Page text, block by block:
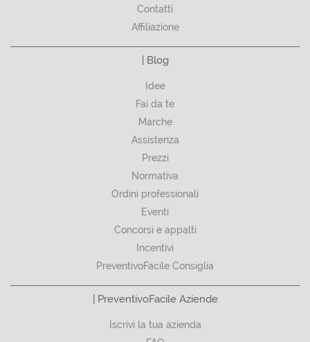
Contatti
Affiliazione
| Blog
Idee
Fai da te
Marche
Assistenza
Prezzi
Normativa
Ordini professionali
Eventi
Concorsi e appalti
Incentivi
PreventivoFacile Consiglia
| PreventivoFacile Aziende
Iscrivi la tua azienda